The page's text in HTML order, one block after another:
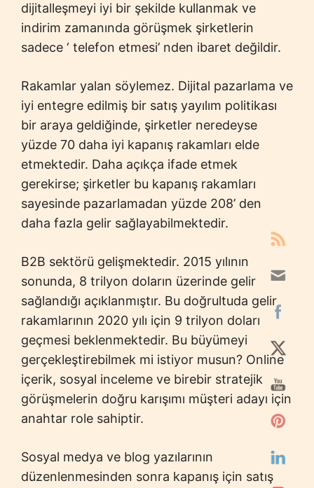
dijitalleşmeyi iyi bir şekilde kullanmak ve
indirim zamanında görüşmek şirketlerin
sadece ‘ telefon etmesi’ nden ibaret değildir.
Rakamlar yalan söylemez. Dijital pazarlama ve
iyi entegre edilmiş bir satış yayılım politikası
bir araya geldiğinde, şirketler neredeyse
yüzde 70 daha iyi kapanış rakamları elde
etmektedir. Daha açıkça ifade etmek
gerekirse; şirketler bu kapanış rakamları
sayesinde pazarlamadan yüzde 208’ den
daha fazla gelir sağlayabilmektedir.
B2B sektörü gelişmektedir. 2015 yılının
sonunda, 8 trilyon doların üzerinde gelir
sağlandığı açıklanmıştır. Bu doğrultuda gelir
rakamlarının 2020 yılı için 9 trilyon doları
geçmesi beklenmektedir. Bu büyümeyi
gerçekleştirebilmek mi istiyor musun? Online
içerik, sosyal inceleme ve birebir stratejik
görüşmelerin doğru karışımı müşteri adayı için
anahtar role sahiptir.
Sosyal medya ve blog yazılarının
düzenlenmesinden sonra kapanış için satış